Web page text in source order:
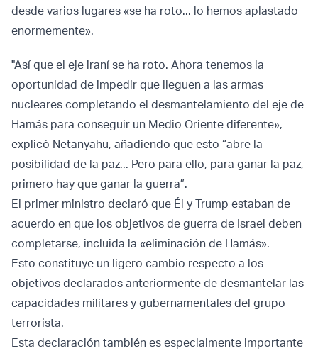
desde varios lugares «se ha roto... lo hemos aplastado
enormemente».
"Así que el eje iraní se ha roto. Ahora tenemos la
oportunidad de impedir que lleguen a las armas
nucleares completando el desmantelamiento del eje de
Hamás para conseguir un Medio Oriente diferente»,
explicó Netanyahu, añadiendo que esto “abre la
posibilidad de la paz... Pero para ello, para ganar la paz,
primero hay que ganar la guerra”.
El primer ministro declaró que Él y Trump estaban de
acuerdo en que los objetivos de guerra de Israel deben
completarse, incluida la «eliminación de Hamás».
Esto constituye un ligero cambio respecto a los
objetivos declarados anteriormente de desmantelar las
capacidades militares y gubernamentales del grupo
terrorista.
Esta declaración también es especialmente importante